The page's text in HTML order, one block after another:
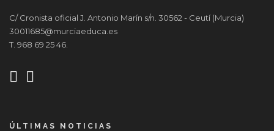
C/ Cronista oficial J. Antonio Marín s/n. 30562 - Ceutí (Murcia)
30011685@murciaeduca.es
T. 968 69 25 46.
ÚLTIMAS NOTICIAS